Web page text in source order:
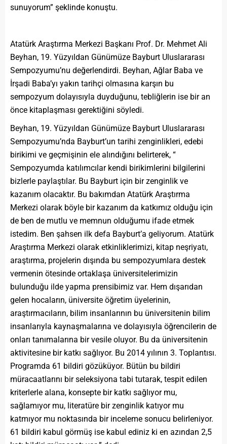
sunuyorum” şeklinde konuştu.
Atatürk Araştırma Merkezi Başkanı Prof. Dr. Mehmet Ali
Beyhan, 19. Yüzyıldan Günümüze Bayburt Uluslararası
Sempozyumu’nu değerlendirdi. Beyhan, Ağlar Baba ve
İrşadi Baba’yı yakın tarihçi olmasına karşın bu
sempozyum dolayısıyla duyduğunu, tebliğlerin ise bir an
önce kitaplaşması gerektiğini söyledi.
Beyhan, 19. Yüzyıldan Günümüze Bayburt Uluslararası
Sempozyumu’nda Bayburt’un tarihi zenginlikleri, edebi
birikimi ve geçmişinin ele alındığını belirterek, “
Sempozyumda katılımcılar kendi birikimlerini bilgilerini
bizlerle paylaştılar. Bu Bayburt için bir zenginlik ve
kazanım olacaktır. Bu bakımdan Atatürk Araştırma
Merkezi olarak böyle bir kazanım da katkımız olduğu için
de ben de mutlu ve memnun olduğumu ifade etmek
istedim. Ben şahsen ilk defa Bayburt’a geliyorum. Atatürk
Araştırma Merkezi olarak etkinliklerimizi, kitap neşriyatı,
araştırma, projelerin dışında bu sempozyumlara destek
vermenin ötesinde ortaklaşa üniversitelerimizin
bulunduğu ilde yapma prensibimiz var. Hem dışarıdan
gelen hocaların, üniversite öğretim üyelerinin,
araştırmacıların, bilim insanlarının bu üniversitenin bilim
insanlarıyla kaynaşmalarına ve dolayısıyla öğrencilerin de
onları tanımalarına bir vesile oluyor. Bu da üniversitenin
aktivitesine bir katkı sağlıyor. Bu 2014 yılının 3. Toplantısı.
Programda 61 bildiri gözüküyor. Bütün bu bildiri
müracaatlarını bir seleksiyona tabi tutarak, tespit edilen
kriterlerle alana, konsepte bir katkı sağlıyor mu,
sağlamıyor mu, literatüre bir zenginlik katıyor mu
katmıyor mu noktasında bir inceleme sonucu belirleniyor.
61 bildiri kabul görmüş ise kabul ediniz ki en azından 2,5